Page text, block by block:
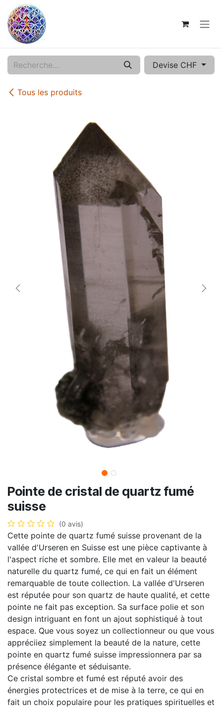
Se rendre au contenu
Tous les produits
Devise CHF
Pointe de cristal de quartz fumé
suisse
(0 avis)
Cette pointe de quartz fumé suisse provenant de la
vallée d'Urseren en Suisse est une pièce captivante à
l'aspect riche et sombre. Elle met en valeur la beauté
naturelle du quartz fumé, ce qui en fait un élément
remarquable de toute collection. La vallée d'Urseren
est réputée pour son quartz de haute qualité, et cette
pointe ne fait pas exception. Sa surface polie et son
design intriguant en font un ajout sophistiqué à tout
espace. Que vous soyez un collectionneur ou que vous
appréciiez simplement la beauté de la nature, cette
pointe en quartz fumé suisse impressionnera par sa
présence élégante et séduisante.
Ce cristal sombre et fumé est réputé avoir des
énergies protectrices et de mise à la terre, ce qui en
fait un choix populaire pour les pratiques spirituelles et